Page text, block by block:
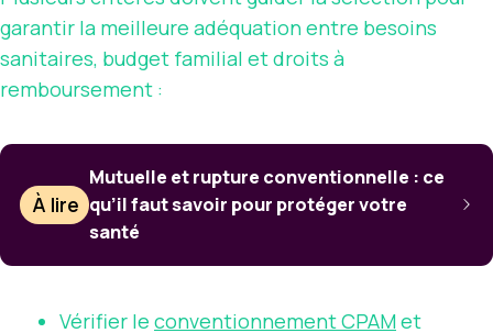
garantir la meilleure adéquation entre besoins
sanitaires, budget familial et droits à
remboursement :
À lire
Mutuelle et rupture conventionnelle : ce
qu’il faut savoir pour protéger votre
santé
Vérifier le conventionnement CPAMet